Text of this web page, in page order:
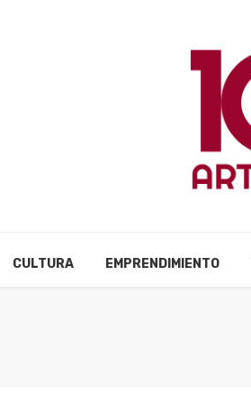
CULTURA EMPRENDIMIENTO